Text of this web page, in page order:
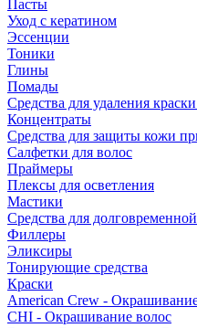
Пасты
Уход с кератином
Эссенции
Тоники
Глины
Помады
Средства для удаления
Концентраты
Средства для защиты кожи
Салфетки для волос
Праймеры
Плексы для осветления
Мастики
Средства для
Филлеры
Эликсиры
Тонирующие средства
Краски
American Crew -
CHI - Окрашивание волос